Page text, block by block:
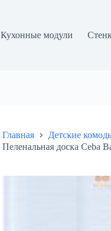
Кухонные модули
Главная
Детские
Пеленальная доска Ceba